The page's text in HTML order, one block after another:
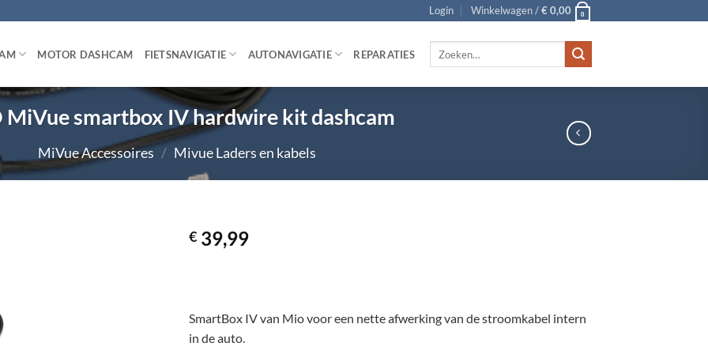
Login Winkelwagen /€0,00 0
MOTOR DASHCAM FIETSNAVIGATIE AUTONAVIGATIE REPARATIES
MiVue smartbox IV hardwire kit dashcam
MiVue Accessoires / Mivue Laders en kabels
€ 39,99
SmartBox IV van Mio voor een nette afwerking van de stroomkabel intern
in de auto.